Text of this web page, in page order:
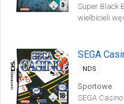
Super Black
wielbicieli
SEGA
NDS
Sportowe
SEGA